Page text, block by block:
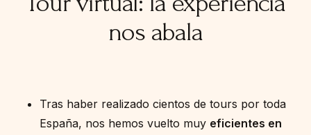
nos abala
Tras haber realizado cientos de tours por toda
España, nos hemos vuelto muy eficientes en